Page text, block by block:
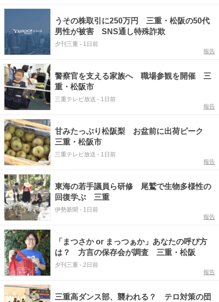
うその株取引に250万円 三重・松阪の50代
男性が被害 SNS通し特殊詐欺
夕刊三重 - 1日前
報告
警察官を支える家族へ 職場参観を開催 三
重・松阪市
三重テレビ放送 - 1日前
報告
甘みたっぷり松阪梨 お盆前に出荷ピーク
三重・松阪市
三重テレビ放送 - 1日前
報告
東海の若手議員ら研修 尾鷲で生物多様性の
回復学ぶ 三重
伊勢新聞 - 1日前
報告
「まつさか or まっつぁか」あなたの呼び方
は？ 方言の保存会が調査 三重・松阪
夕刊三重 - 2日前
報告
三重高ダンス部、襲われる？ テロ対策の団